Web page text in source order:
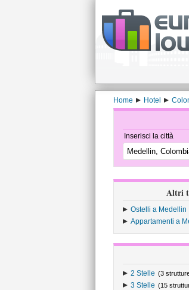
Home Hotel
Inserisci la città
Altri
Ostelli a Medellin
Appartamenti a
2 Stelle (3
3 Stelle (15